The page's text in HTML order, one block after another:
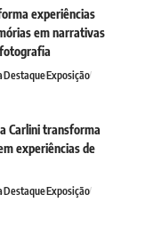
experiências
em narrativas
DestaqueExposição
Carlini transforma
experiências de
DestaqueExposição